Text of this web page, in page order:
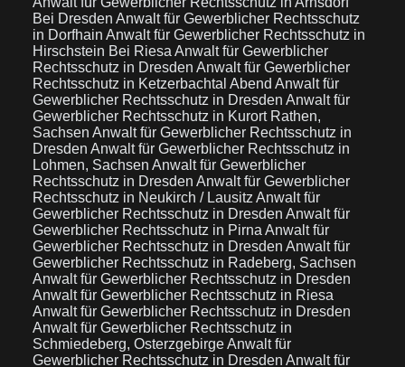
Bei Dresden Anwalt für Gewerblicher Rechtsschutz
in Dorfhain Anwalt für Gewerblicher Rechtsschutz in
Hirschstein Bei Riesa Anwalt für Gewerblicher
Rechtsschutz in Dresden Anwalt für Gewerblicher
Rechtsschutz in Ketzerbachtal Abend Anwalt für
Gewerblicher Rechtsschutz in Dresden Anwalt für
Gewerblicher Rechtsschutz in Kurort Rathen,
Sachsen Anwalt für Gewerblicher Rechtsschutz in
Dresden Anwalt für Gewerblicher Rechtsschutz in
Lohmen, Sachsen Anwalt für Gewerblicher
Rechtsschutz in Dresden Anwalt für Gewerblicher
Rechtsschutz in Neukirch / Lausitz Anwalt für
Gewerblicher Rechtsschutz in Dresden Anwalt für
Gewerblicher Rechtsschutz in Pirna Anwalt für
Gewerblicher Rechtsschutz in Dresden Anwalt für
Gewerblicher Rechtsschutz in Radeberg, Sachsen
Anwalt für Gewerblicher Rechtsschutz in Dresden
Anwalt für Gewerblicher Rechtsschutz in Riesa
Anwalt für Gewerblicher Rechtsschutz in Dresden
Anwalt für Gewerblicher Rechtsschutz in
Schmiedeberg, OsterzgebirgeAnwalt für
Gewerblicher Rechtsschutz in Dresden Anwalt für